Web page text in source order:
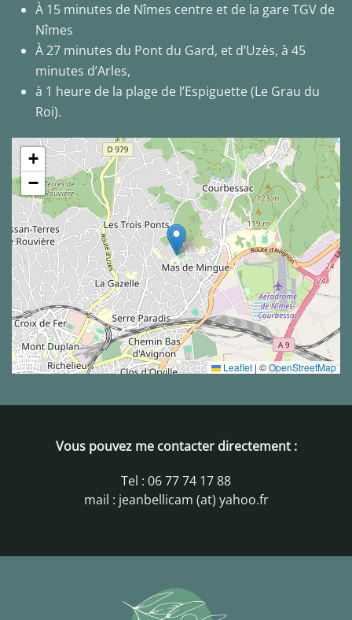
À 15 minutes de Nîmes centre et de la gare TGV de
Nîmes
À 27 minutes du Pont du Gard, et d’Uzès, à 45
minutes d’Arles,
à 1 heure de la plage de l’Espiguette (Le Grau du
Roi).
+
−
Leaflet | ©OpenStreetMap
Vous pouvez me contacter directement :
Tel : 06 77 74 17 88
mail : jeanbellicam (at) yahoo.fr